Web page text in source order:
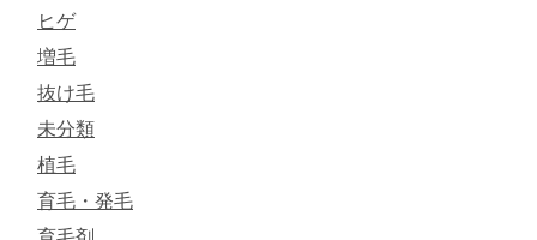
ヒゲ
増毛
抜け毛
未分類
植毛
育毛・発毛